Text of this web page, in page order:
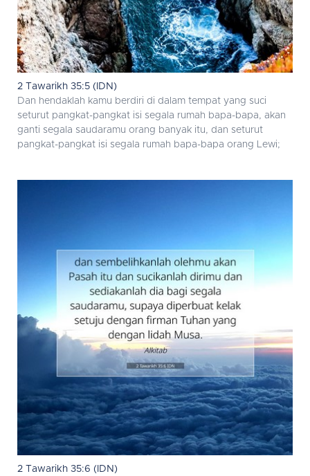
2 Tawarikh 35:5 (IDN)
Dan hendaklah kamu berdiri di dalam tempat yang suci
seturut pangkat-pangkat isi segala rumah bapa-bapa, akan
ganti segala saudaramu orang banyak itu, dan seturut
pangkat-pangkat isi segala rumah bapa-bapa orang Lewi;
2 Tawarikh 35:6 (IDN)